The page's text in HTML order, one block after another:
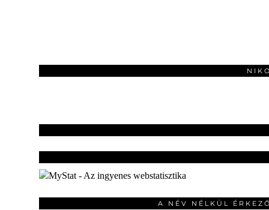
A NÉV NÉLKÜL